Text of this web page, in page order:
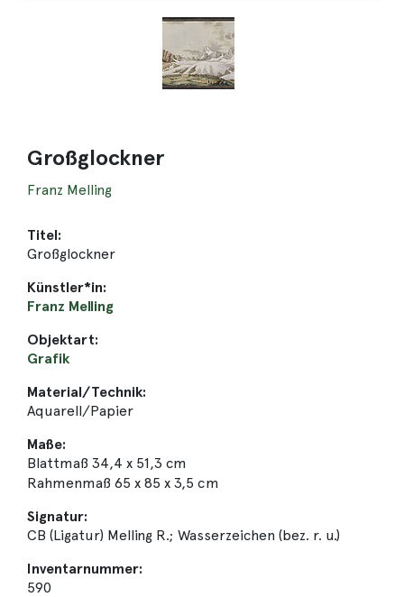
Großglockner
Franz Melling
Titel:
Großglockner
Künstler*in:
Franz Melling
Objektart:
Grafik
Material/Technik:
Aquarell/Papier
Maße:
Blattmaß 34,4 x 51,3 cm
Rahmenmaß 65 x 85 x 3,5 cm
Signatur:
CB (Ligatur) Melling R.; Wasserzeichen (bez. r. u.)
Inventarnummer:
590